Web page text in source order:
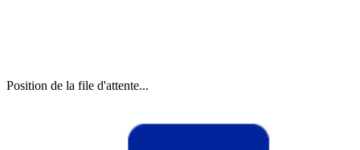
Position de la file d'attente...